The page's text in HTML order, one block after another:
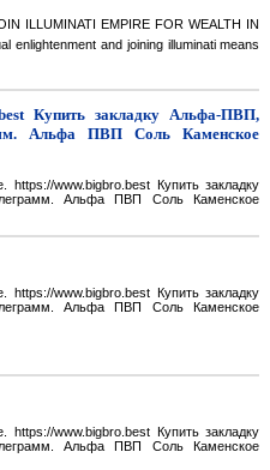
ILLUMINATI EMPIRE FOR WEALTH IN
enlightenment and joining illuminati means
Купить закладку Альфа-ПВП,
Альфа ПВП Соль Каменское
https://www.bigbro.best Купить закладку
Альфа ПВП Соль Каменское
https://www.bigbro.best Купить закладку
Альфа ПВП Соль Каменское
https://www.bigbro.best Купить закладку
Альфа ПВП Соль Каменское